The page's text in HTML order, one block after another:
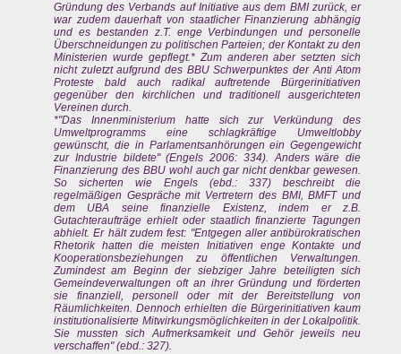
Gründung des Verbands auf Initiative aus dem BMI zurück, er
war zudem dauerhaft von staatlicher Finanzierung abhängig
und es bestanden z.T. enge Verbindungen und personelle
Überschneidungen zu politischen Parteien; der Kontakt zu den
Ministerien wurde gepflegt.* Zum anderen aber setzten sich
nicht zuletzt aufgrund des BBU Schwerpunktes der Anti Atom
Proteste bald auch radikal auftretende Bürgerinitiativen
gegenüber den kirchlichen und traditionell ausgerichteten
Vereinen durch.
*"Das Innenministerium hatte sich zur Verkündung des
Umweltprogramms eine schlagkräftige Umweltlobby
gewünscht, die in Parlamentsanhörungen ein Gegengewicht
zur Industrie bildete" (Engels 2006: 334). Anders wäre die
Finanzierung des BBU wohl auch gar nicht denkbar gewesen.
So sicherten wie Engels (ebd.: 337) beschreibt die
regelmäßigen Gespräche mit Vertretern des BMI, BMFT und
dem UBA seine finanzielle Existenz, indem er z.B.
Gutachteraufträge erhielt oder staatlich finanzierte Tagungen
abhielt. Er hält zudem fest: "Entgegen aller antibürokratischen
Rhetorik hatten die meisten Initiativen enge Kontakte und
Kooperationsbeziehungen zu öffentlichen Verwaltungen.
Zumindest am Beginn der siebziger Jahre beteiligten sich
Gemeindeverwaltungen oft an ihrer Gründung und förderten
sie finanziell, personell oder mit der Bereitstellung von
Räumlichkeiten. Dennoch erhielten die Bürgerinitiativen kaum
institutionalisierte Mitwirkungsmöglichkeiten in der Lokalpolitik.
Sie mussten sich Aufmerksamkeit und Gehör jeweils neu
verschaffen" (ebd.: 327).